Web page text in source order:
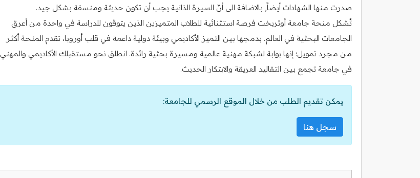
صدرت منها الشهادات أيضاً, بالاضافة الى أنّ السيرة الذاتية يجب أن تكون حديثة ومنسقة بشكل جيد.
تُشكل منحة جامعة أوتريخت فرصة استثنائية للطلاب المتميزين الذين يتوقون للدراسة في واحدة من أعرق
الجامعات البحثية في العالم. بدمجها بين التميز الأكاديمي وبيئة دولية داعمة في قلب أوروبا، تقدم المنحة أكثر
من مجرد تمويل؛ إنها بوابة لشبكة مهنية عالمية ومسيرة بحثية رائدة. انطلق نحو مستقبلك الأكاديمي والمهني
في جامعة تجمع بين التقاليد العريقة والابتكار الحديث.
يمكن تقديم الطلب من خلال الموقع الرسمي للجامعة:
سجل هنا